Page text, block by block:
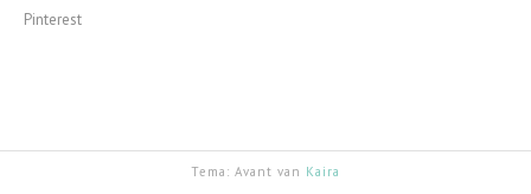
Pinterest
Tema: Avant van Kaira